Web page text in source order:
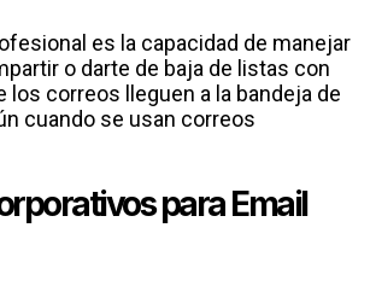
es la capacidad de manejar
o darte de baja de listas con
correos lleguen a la bandeja de
cuando se usan correos
para Email